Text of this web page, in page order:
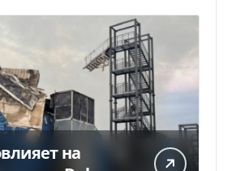
на